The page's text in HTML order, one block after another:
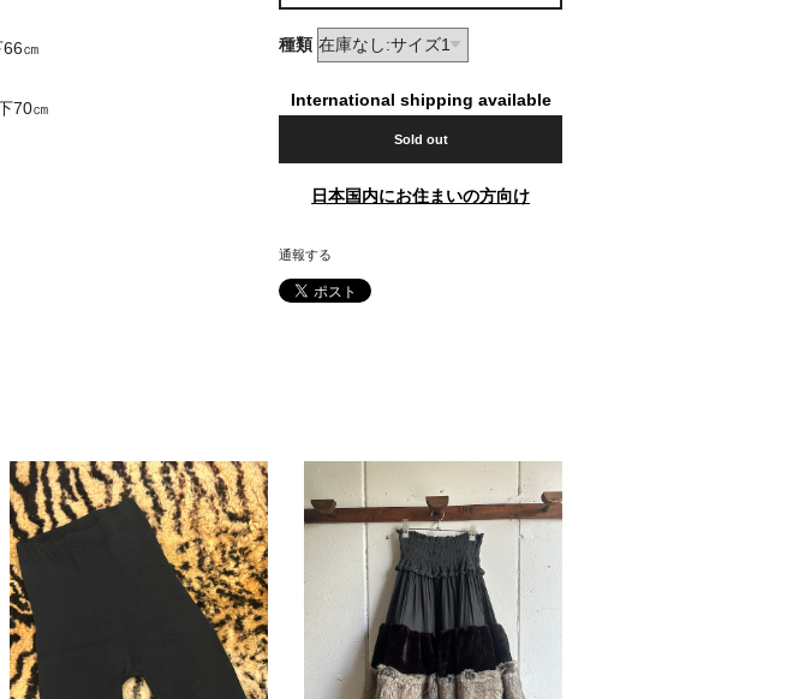
㎝
70㎝
種類
International shipping available
Sold out
日本国内にお住まいの方向け
通報する